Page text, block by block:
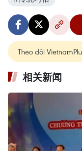
Theo dõi
相关新闻